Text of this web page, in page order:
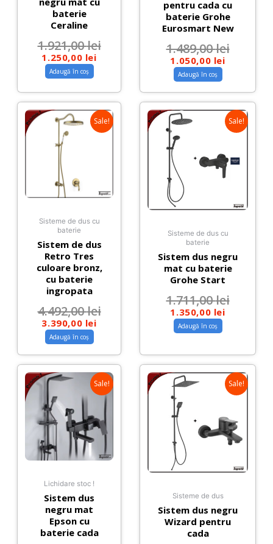
baterie
Ceraline
1.921,00lei
1.250,00 lei
Adaugă în coș
pentru cada cu
baterie Grohe
Eurosmart New
1.489,00lei
1.050,00 lei
Adaugă în coș
Sale!
Sisteme de dus cu
baterie
Sistem de dus
Retro Tres
culoare bronz,
cu baterie
ingropata
4.492,00lei
3.390,00 lei
Adaugă în coș
Sale!
Sisteme de dus cu
baterie
Sistem dus negru
mat cu baterie
Grohe Start
1.711,00lei
1.350,00 lei
Adaugă în coș
Sale!
Lichidare stoc !
Sistem dus
negru mat
Epson cu
baterie cada
Sale!
Sisteme de dus
Sistem dus negru
Wizard pentru
cada